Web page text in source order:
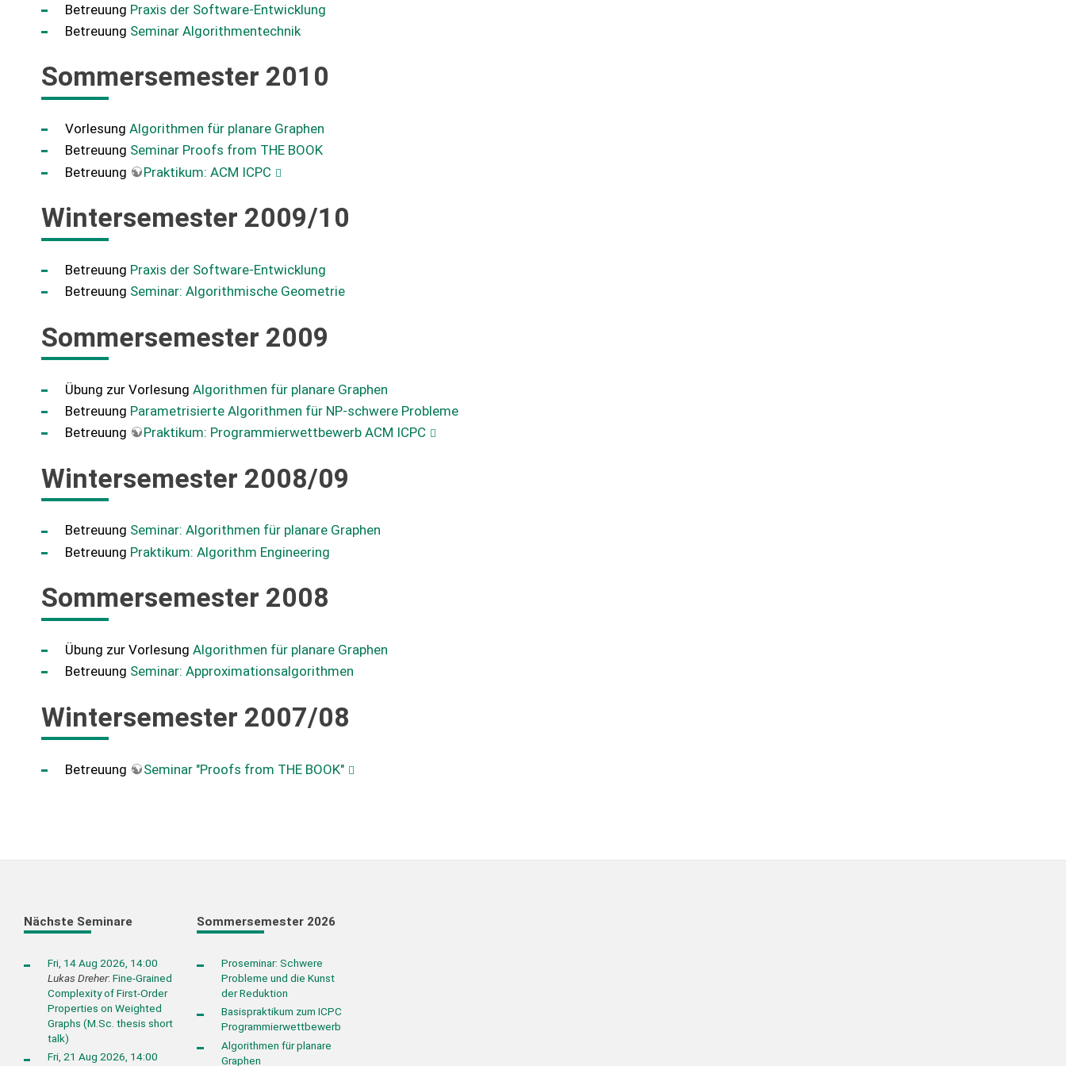
Betreuung Praxis der Software-Entwicklung
Betreuung Seminar Algorithmentechnik
Sommersemester 2010
VorlesungAlgorithmen für planare Graphen
Betreuung Seminar Proofs from THE BOOK
Betreuung
Praktikum: ACM ICPC
Wintersemester 2009/10
Betreuung Praxis der Software-Entwicklung
Betreuung Seminar: Algorithmische Geometrie
Sommersemester 2009
Übung zur VorlesungAlgorithmen für planare Graphen
Betreuung Parametrisierte Algorithmen für NP-schwere Probleme
Betreuung
Praktikum: Programmierwettbewerb ACM ICPC
Wintersemester 2008/09
Betreuung Seminar: Algorithmen für planare Graphen
Betreuung Praktikum: Algorithm Engineering
Sommersemester 2008
Übung zur VorlesungAlgorithmen für planare Graphen
Betreuung Seminar: Approximationsalgorithmen
Wintersemester 2007/08
Betreuung Seminar "Proofs from THE BOOK"
Nächste Seminare
Fri, 14 Aug 2026, 14:00
Lukas Dreher:Fine-Grained
Complexity of First-Order
Properties on Weighted
Graphs (M.Sc. thesis short
talk)
Fri, 21 Aug 2026, 14:00
Sommersemester 2026
Proseminar: Schwere
Probleme und die Kunst
der Reduktion
Basispraktikum zum ICPC
Programmierwettbewerb
Algorithmen für planare
Graphen